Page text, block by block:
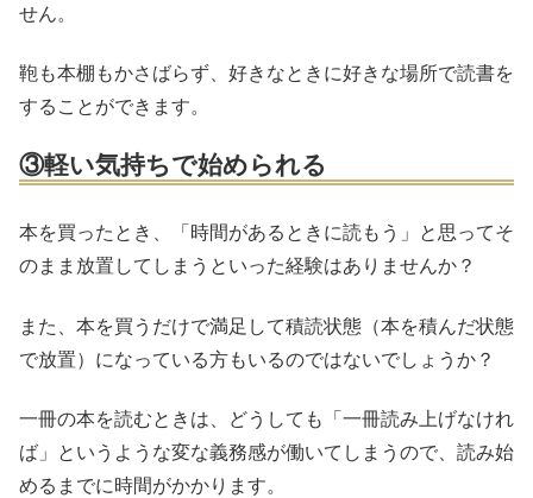
せん。
鞄も本棚もかさばらず、好きなときに好きな場所で読書を
することができます。
③軽い気持ちで始められる
本を買ったとき、「時間があるときに読もう」と思ってそ
のまま放置してしまうといった経験はありませんか？
また、本を買うだけで満足して積読状態（本を積んだ状態
で放置）になっている方もいるのではないでしょうか？
一冊の本を読むときは、どうしても「一冊読み上げなけれ
ば」というような変な義務感が働いてしまうので、読み始
めるまでに時間がかかります。